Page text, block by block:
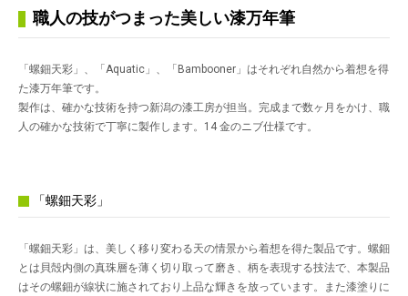
職人の技がつまった美しい漆万年筆
「螺鈿天彩」、「Aquatic」、「Bambooner」はそれぞれ自然から着想を得
た漆万年筆です。
製作は、確かな技術を持つ新潟の漆工房が担当。完成まで数ヶ月をかけ、職
人の確かな技術で丁寧に製作します。14 金のニブ仕様です。
「螺鈿天彩」
「螺鈿天彩」は、美しく移り変わる天の情景から着想を得た製品です。螺鈿
とは貝殻内側の真珠層を薄く切り取って磨き、柄を表現する技法で、本製品
はその螺鈿が線状に施されており上品な輝きを放っています。また漆塗りに